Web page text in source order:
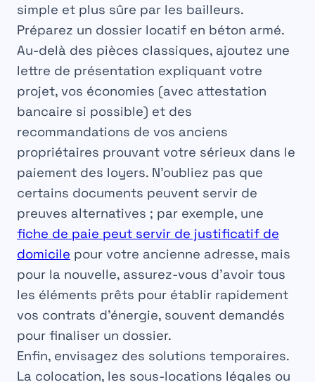
simple et plus sûre par les bailleurs.
Préparez un dossier locatif en béton armé.
Au-delà des pièces classiques, ajoutez une
lettre de présentation expliquant votre
projet, vos économies (avec attestation
bancaire si possible) et des
recommandations de vos anciens
propriétaires prouvant votre sérieux dans le
paiement des loyers. N’oubliez pas que
certains documents peuvent servir de
preuves alternatives ; par exemple, une
fiche de paie peut servir de justificatif de
domicile pour votre ancienne adresse, mais
pour la nouvelle, assurez-vous d’avoir tous
les éléments prêts pour établir rapidement
vos contrats d’énergie, souvent demandés
pour finaliser un dossier.
Enfin, envisagez des solutions temporaires.
La colocation, les sous-locations légales ou